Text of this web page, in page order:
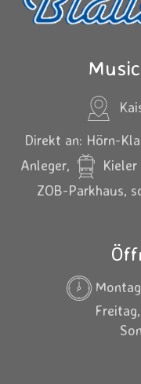
Direkt an: Hörn-
Anleger,
ZOB-Parkhaus,